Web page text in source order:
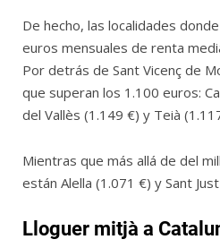
De hecho, las localidades
euros mensuales de renta
Por detrás de Sant Vicenç de
que superan los 1.100 euros:
del Vallès (1.149 €) y Teià
Mientras que más allá de del
están Alella (1.071 €) y Sant